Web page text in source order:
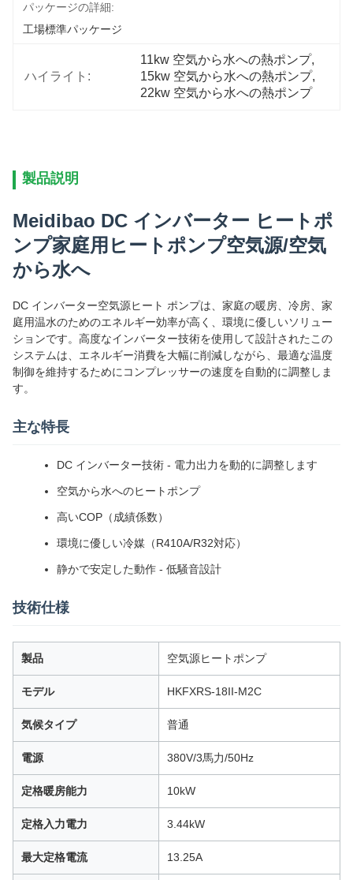
パッケージの詳細:
工場標準パッケージ
ハイライト:
11kw 空気から水への熱ポンプ,
15kw 空気から水への熱ポンプ,
22kw 空気から水への熱ポンプ
製品説明
Meidibao DC インバーター ヒートポ
ンプ家庭用ヒートポンプ空気源/空気
から水へ
DC インバーター空気源ヒート ポンプは、家庭の暖房、冷房、家
庭用温水のためのエネルギー効率が高く、環境に優しいソリュー
ションです。高度なインバーター技術を使用して設計されたこの
システムは、エネルギー消費を大幅に削減しながら、最適な温度
制御を維持するためにコンプレッサーの速度を自動的に調整しま
す。
主な特長
DC インバーター技術 - 電力出力を動的に調整します
空気から水へのヒートポンプ
高いCOP（成績係数）
環境に優しい冷媒（R410A/R32対応）
静かで安定した動作 - 低騒音設計
技術仕様
製品 空気源ヒートポンプ
モデル HKFXRS-18II-M2C
気候タイプ 普通
電源 380V/3馬力/50Hz
定格暖房能力 10kW
定格入力電力 3.44kW
最大定格電流 13.25A